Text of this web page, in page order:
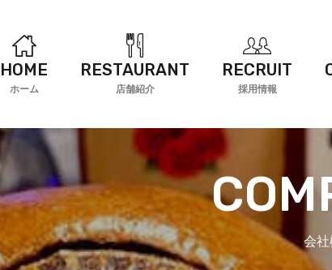
HOME
ホーム
RESTAURANT
店舗紹介
RECRUIT
採用情報
会